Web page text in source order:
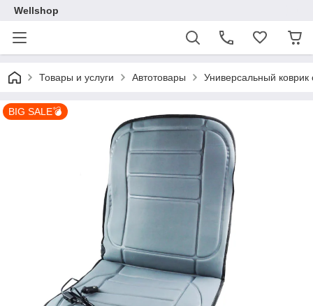
Wellshop
Товары и услуги Автотовары Универсальный
BIG SALE💣